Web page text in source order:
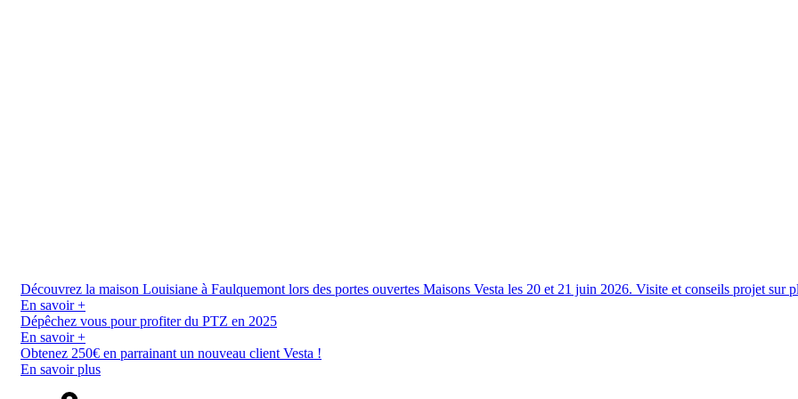
Découvrez la maison Louisiane à Faulquemont lors des portes ouvertes Maisons Vesta les 20 et 21 juin 2026. Visite et conseils projet sur
En savoir +
Dépêchez vous pour profiter du PTZ en 2025
En savoir +
Obtenez 250€ en parrainant un nouveau client Vesta !
En savoir plus